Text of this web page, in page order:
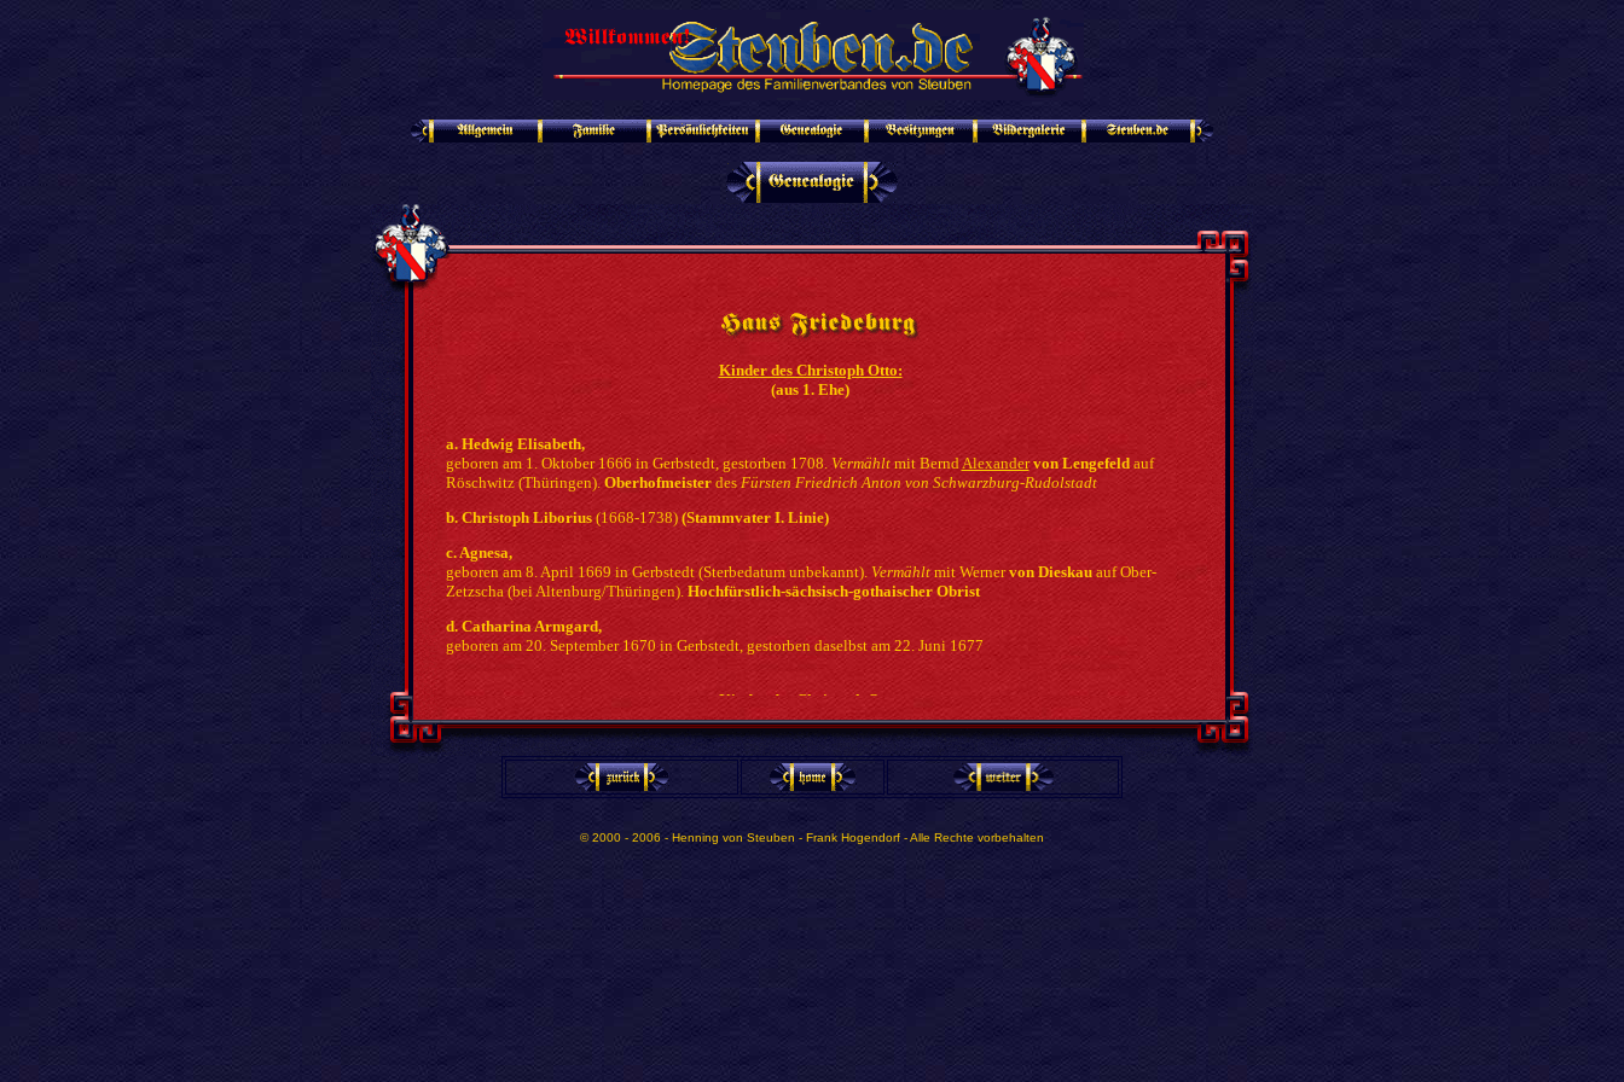
Kinder des Christoph Otto:
(aus 1. Ehe)
a. Hedwig Elisabeth,
geboren am 1. Oktober 1666 in Gerbstedt, gestorben 1708. Vermähltmit BerndAlexander von Lengefeldauf
Röschwitz (Thüringen).Oberhofmeisterdes Fürsten Friedrich Anton von Schwarzburg-Rudolstadt
b. Christoph Liborius(1668-1738)(Stammvater I. Linie)
c. Agnesa,
geboren am 8. April 1669 in Gerbstedt (Sterbedatum unbekannt). Vermähltmit Wernervon Dieskauauf Ober-
Zetzscha (bei Altenburg/Thüringen). Hochfürstlich-sächsisch-gothaischer Obrist
d. Catharina Armgard,
geboren am 20. September 1670 in Gerbstedt, gestorben daselbst am 22. Juni 1677
Kinder des Christoph Otto:
(aus 2. Ehe)
e. Otto Achatz,
geboren am 14. Dezember 1673 in Gerbstedt, gestorben daselbst am 17. Juni 1677
(Geburts- und Sterbedatum unbekannt)
g. Martin Christoph,
geboren am 19. September 1675 in Gerbstedt, gestorben 1694
1.) am 28. November 1699 mit Joachim Otto Edler von Plotho, geboren am 2. Juli 1664,
gestorben am 26. Februar 1703. Sohn des Viktor Joachim Edler von Plotho aus Lüneburg
2.) am 3. Oktober 1705 mit Georg Friedrich von Tümpling auf Serba (bei Jena)
Hochfürstlich-weimarischer Capitain
© 2000 - 2006 - Henning von Steuben - Frank Hogendorf - Alle Rechte vorbehalten